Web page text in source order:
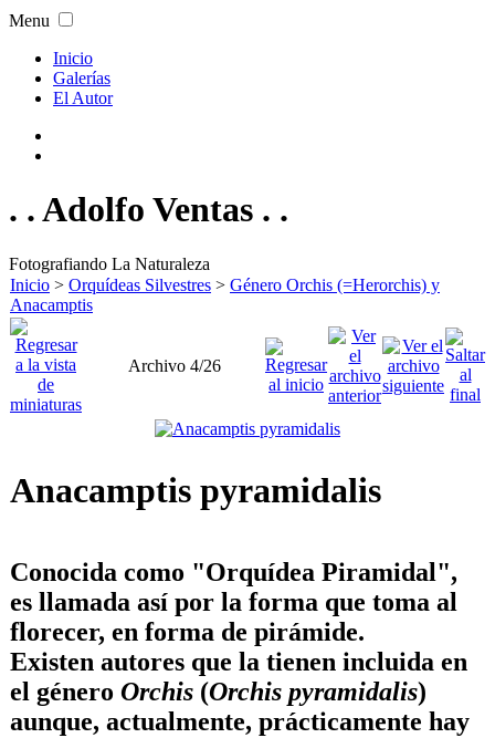
Menu
Inicio
Galerías
El Autor
. . Adolfo Ventas . .
Fotografiando La Naturaleza
Inicio > Orquídeas Silvestres > Género Orchis (=Herorchis) y
Anacamptis
Archivo 4/26
Anacamptis pyramidalis
Conocida como "Orquídea Piramidal",
es llamada así por la forma que toma al
florecer, en forma de pirámide.
Existen autores que la tienen incluida en
el género Orchis (Orchis pyramidalis)
aunque, actualmente, prácticamente hay